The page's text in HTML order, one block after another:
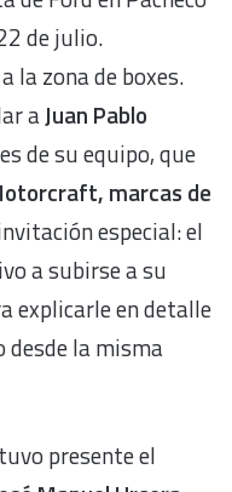
de julio.
la zona de boxes.
aJuan Pablo
de su equipo, que
marcas de
especial: el
a subirse a su
explicarle en detalle
la misma
presente el